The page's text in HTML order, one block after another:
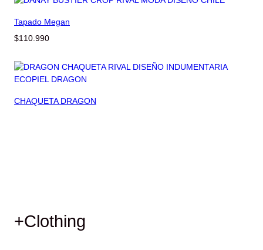
Tapado Megan
$110.990
CHAQUETA DRAGON
+Clothing